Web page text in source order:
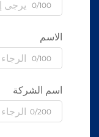
0/100
الاسم
0/100
اسم الشركة
0/200